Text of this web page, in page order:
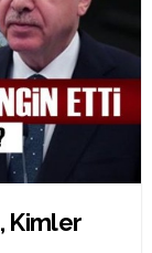
Kimler